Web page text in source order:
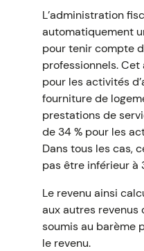
L’administration
automatiquement
pour tenir compte
professionnels. Cet
pour les activités
fourniture de
prestations de
de 34 % pour les
Dans tous les cas,
pas être inférieur à
Le revenu ainsi
aux autres revenus
soumis au barème
le revenu.